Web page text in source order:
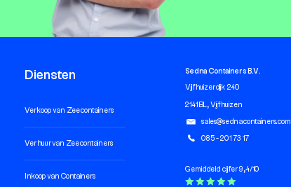
Diensten
Verkoop van Zeecontainers
Verhuur van Zeecontainers
Inkoop van Containers
Sedna Containers B.V.
Vijfhuizerdijk 240
2141 BL, Vijfhuizen
sales@sednacontainers.com
085 - 201 73 17
Gemiddeld cijfer 9,4/10